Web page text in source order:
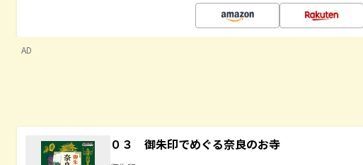
AD
０３ 御朱印でめぐる奈良のお寺